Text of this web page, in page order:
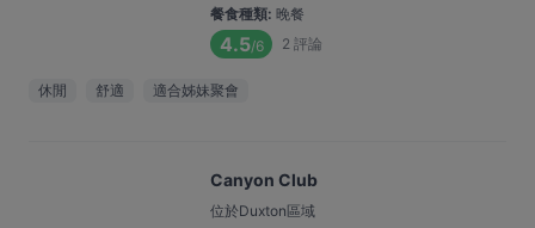
餐食種類: 晚餐
4.5/6 2 評論
休閒 舒適 適合姊妹聚會
Canyon Club
位於Duxton區域